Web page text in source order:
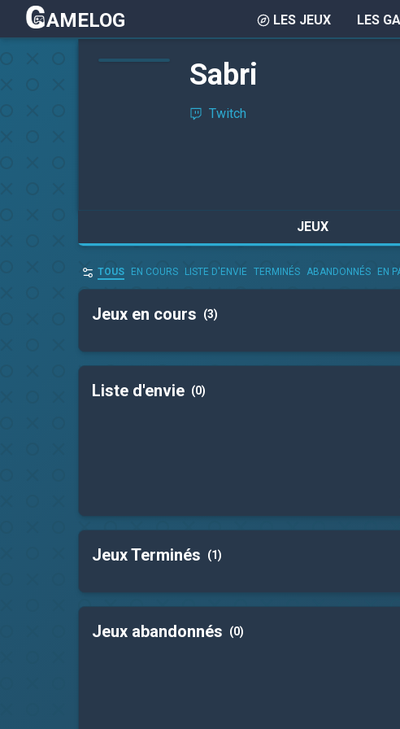
AMELOG LES JEUX LES
Sabri
Twitch
JEUX
TOUS EN COURS LISTE D'ENVIE TERMINÉS ABANDONNÉS EN
Jeux en cours (3)
Liste d'envie (0)
Jeux Terminés (1)
Jeux abandonnés (0)